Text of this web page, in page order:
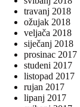
travanj 2018
ožujak 2018
veljača 2018
siječanj 2018
prosinac 2017
studeni 2017
listopad 2017
rujan 2017
lipanj 2017